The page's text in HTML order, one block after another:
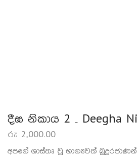
දීඝ නිකාය 2 – Deegha
රු 2,000.00
අපගේ ශාස්තෘ වූ භාග්‍යවත් බුදුරජාණන්